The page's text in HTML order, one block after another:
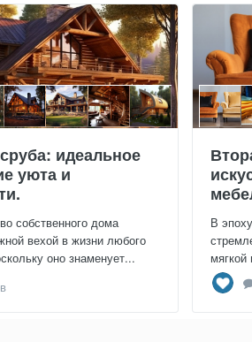
идеальное
уюта и
собственного дома
вехой в жизни любого
оно знаменует...
В